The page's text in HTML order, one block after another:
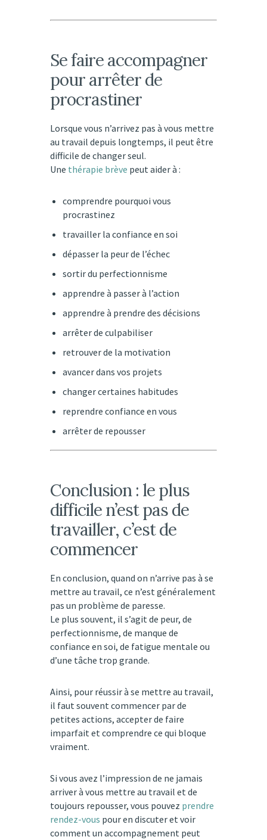
Se faire accompagner
pour arrêter de
procrastiner
Lorsque vous n’arrivez pas à vous mettre
au travail depuis longtemps, il peut être
difficile de changer seul.
Une thérapie brève peut aider à :
comprendre pourquoi vous
procrastinez
travailler la confiance en soi
dépasser la peur de l’échec
sortir du perfectionnisme
apprendre à passer à l’action
apprendre à prendre des décisions
arrêter de culpabiliser
retrouver de la motivation
avancer dans vos projets
changer certaines habitudes
reprendre confiance en vous
arrêter de repousser
Conclusion : le plus
difficile n’est pas de
travailler, c’est de
commencer
En conclusion, quand on n’arrive pas à se
mettre au travail, ce n’est généralement
pas un problème de paresse.
Le plus souvent, il s’agit de peur, de
perfectionnisme, de manque de
confiance en soi, de fatigue mentale ou
d’une tâche trop grande.
Ainsi, pour réussir à se mettre au travail,
il faut souvent commencer par de
petites actions, accepter de faire
imparfait et comprendre ce qui bloque
vraiment.
Si vous avez l’impression de ne jamais
arriver à vous mettre au travail et de
toujours repousser, vous pouvez prendre
rendez-vous pour en discuter et voir
comment un accompagnement peut